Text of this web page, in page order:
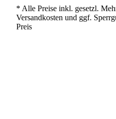
* Alle Preise inkl. gesetzl.
Versandkosten und ggf.
Preis